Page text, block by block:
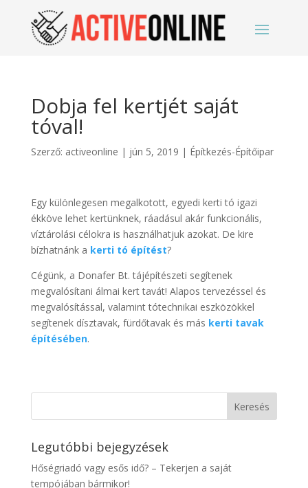
Dobja fel kertjét saját
tóval!
Szerző: activeonline | jún 5, 2019 | Építkezés-Építőipar
Egy különlegesen megalkotott, egyedi kerti tó igazi
ékköve lehet kertünknek, ráadásul akár funkcionális,
víztárolási célokra is használhatjuk azokat. De kire
bízhatnánk a kerti tó építést?
Cégünk, a Donafer Bt. tájépítészeti segítenek
megvalósítani álmai kert tavát! Alapos tervezéssel és
megvalósítással, valamint tótechnikai eszközökkel
segítenek dísztavak, fürdőtavak és más kerti tavak
építésében.
Legutóbbi bejegyzések
Hőségriadó vagy esős idő? – Tekerjen a saját
tempójában bármikor!